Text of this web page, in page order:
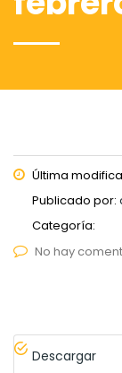
Última
Publicado por:
Categoría:
No hay
Descargar